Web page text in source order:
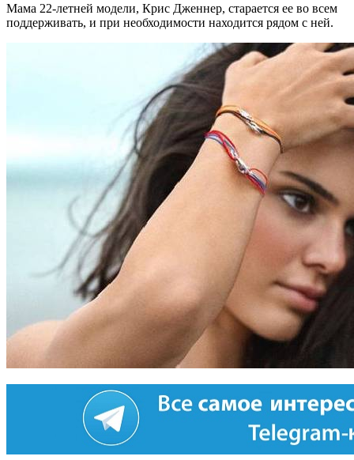
Мама 22-летней модели, Крис Дженнер, старается ее во всем
поддерживать, и при необходимости находится рядом с ней.